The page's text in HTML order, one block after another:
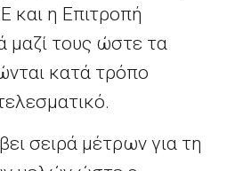
και η Επιτροπή
μαζί τους ώστε τα
κατά τρόπο
σειρά μέτρων για τη